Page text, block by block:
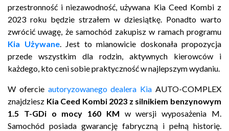
przestronność i niezawodność, używana Kia Ceed Kombi z
2023 roku będzie strzałem w dziesiątkę. Ponadto warto
zwrócić uwagę, że samochód zakupisz w ramach programu
Kia Używane. Jest to mianowicie doskonała propozycja
przede wszystkim dla rodzin, aktywnych kierowców i
każdego, kto ceni sobie praktyczność w najlepszym wydaniu.
W ofercie autoryzowanego dealera Kia AUTO-COMPLEX
znajdziesz Kia Ceed Kombi 2023 z silnikiem benzynowym
1.5 T-GDi o mocy 160 KM w wersji wyposażenia M.
Samochód posiada gwarancję fabryczną i pełną historię.